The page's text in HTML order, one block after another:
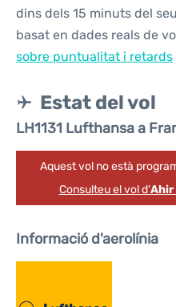
dins dels 15 minuts del
basat en dades reals de
sobre puntualitat i retards
Estat del vol
LH1131 Lufthansa a
Aquest vol no està
Consulteu el vol d'Ahir
Informació d'aerolínia